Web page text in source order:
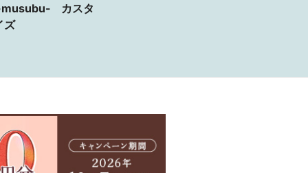
カスタ
ズ